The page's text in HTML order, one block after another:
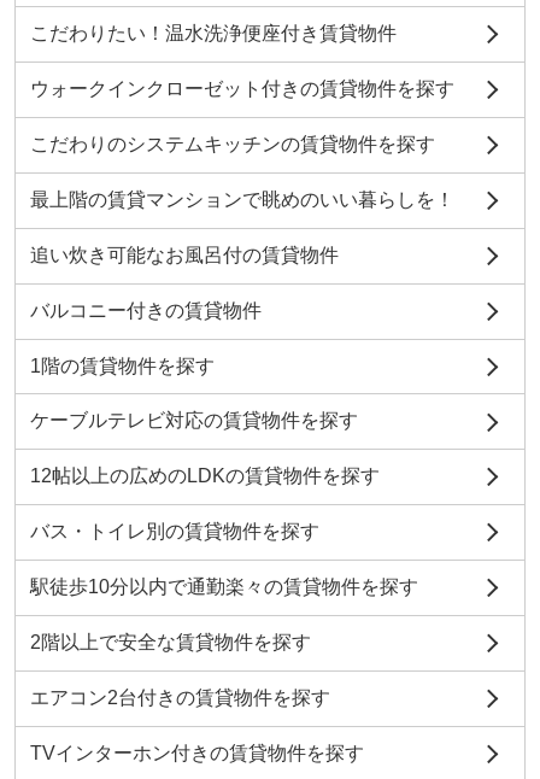
こだわりたい！温水洗浄便座付き賃貸物件
ウォークインクローゼット付きの賃貸物件を探す
こだわりのシステムキッチンの賃貸物件を探す
最上階の賃貸マンションで眺めのいい暮らしを！
追い炊き可能なお風呂付の賃貸物件
バルコニー付きの賃貸物件
1階の賃貸物件を探す
ケーブルテレビ対応の賃貸物件を探す
12帖以上の広めのLDKの賃貸物件を探す
バス・トイレ別の賃貸物件を探す
駅徒歩10分以内で通勤楽々の賃貸物件を探す
2階以上で安全な賃貸物件を探す
エアコン2台付きの賃貸物件を探す
TVインターホン付きの賃貸物件を探す